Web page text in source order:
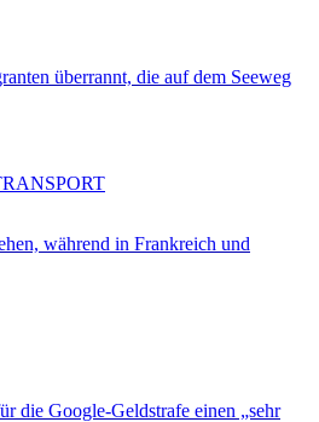
überrannt, die auf dem Seeweg
während in Frankreich und
die Google-Geldstrafe einen „sehr